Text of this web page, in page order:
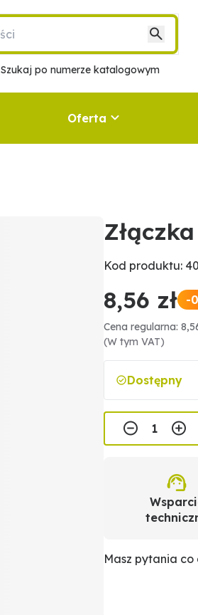
Szukaj po numerze katalogowym
Oferta
Kod produktu:
8,56 zł -
Cena regularna:
(W tym VAT)
Dostępny
Masz pytania